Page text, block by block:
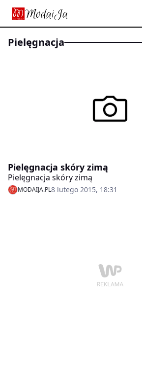
pielęgnacja
Pielęgnacja skóry zimą
Pielęgnacja skóry zimą
MODAIJA.PL8 lutego 2015, 18:31